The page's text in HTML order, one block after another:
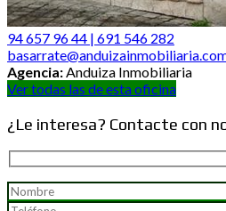
94 657 96 44 | 691 546 282
Agencia:Anduiza Inmobiliaria
Ver todas las de esta oficina
¿Le interesa? Contacte con